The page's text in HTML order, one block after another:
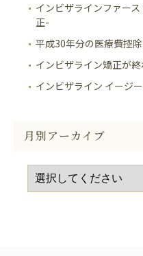
インビザラインファー
正-
平成30年分の医療費控
インビザライン矯正が
インビザライン イージ
月別アーカイブ